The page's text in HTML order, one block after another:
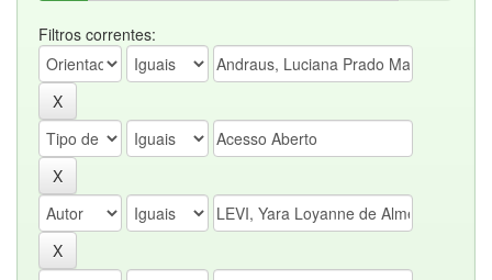
Filtros correntes: